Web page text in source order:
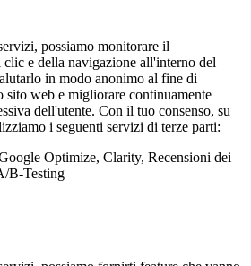
possiamo monitorare il
clic e della navigazione all'interno del
in modo anonimo al fine di
sito web e migliorare continuamente
dell'utente. Con il tuo consenso, su
i seguenti servizi di terze parti:
Optimize, Clarity, Recensioni dei
B-Testing